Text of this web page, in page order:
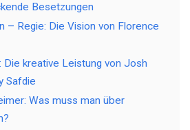
Besetzungen
– Regie: Die Vision von Florence
Die kreative Leistung von Josh
Safdie
Was muss man über